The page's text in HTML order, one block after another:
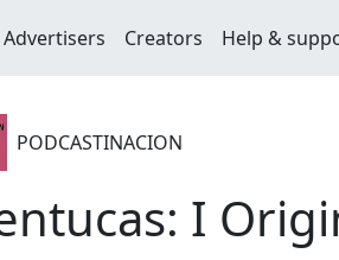
Advertisers Creators Help &
PODCASTINACION
I